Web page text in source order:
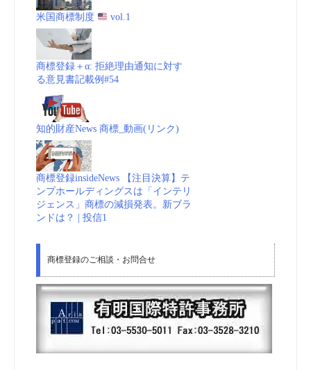
米国商標制度 vol.1
商標登録＋α: 拒絶理由通知に対す
る意見書記載例#54
知的財産News 商標_動画(リンク)
商標登録insideNews 【注目決算】テ
ンプホールディングスは「インテリ
ジェンス」商標の減損発表。新ブラ
ンドは？ | 投信1
商標登録のご相談・お問合せ